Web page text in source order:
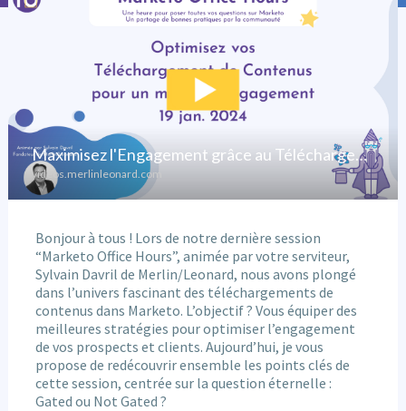
Bonjour à tous ! Lors de notre dernière session
“Marketo Office Hours”, animée par votre serviteur,
Sylvain Davril de Merlin/Leonard, nous avons plongé
dans l’univers fascinant des téléchargements de
contenus dans Marketo. L’objectif ? Vous équiper des
meilleures stratégies pour optimiser l’engagement
de vos prospects et clients. Aujourd’hui, je vous
propose de redécouvrir ensemble les points clés de
cette session, centrée sur la question éternelle :
Gated ou Not Gated ?